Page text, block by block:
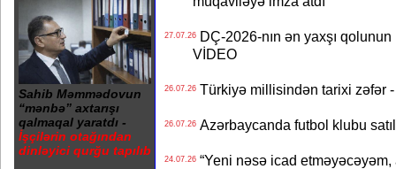
Sahib Məmmədovun
“mənbə” axtarışı
qalmaqal yaratdı -
İşçilərin otağından
dinləyici qurğu tapılıb
27.07.26DÇ-2026-nın ən yaxşı
VİDEO
26.07.26Türkiyə millisindən tarixi zəfər
26.07.26Azərbaycanda futbol klubu
24.07.26“Yeni nəsə icad etməyəcəyəm,